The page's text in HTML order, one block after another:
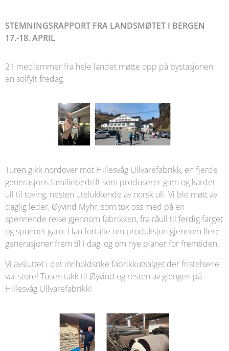
STEMNINGSRAPPORT FRA LANDSMØTET I BERGEN
17.-18. APRIL
21 medlemmer fra hele landet møtte opp på bystasjonen
en solfylt fredag.
Turen gikk nordover mot Hillesvåg Ullvarefabrikk, en fjerde
generasjons familiebedrift som produserer garn og kardet
ull til toving, nesten utelukkende av norsk ull. Vi ble møtt av
daglig leder, Øyvind Myhr, som tok oss med på en
spennende reise gjennom fabrikken, fra råull til ferdig farget
og spunnet garn. Han fortalte om produksjon gjennom flere
generasjoner frem til i dag, og om nye planer for fremtiden.
Vi avsluttet i det innholdsrike fabrikkutsalget der fristelsene
var store! Tusen takk til Øyvind og resten av gjengen på
Hillesvåg Ullvarefabrikk!